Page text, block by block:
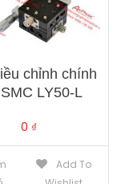
chỉnh chính
LY50-L
0 ₫
Add To